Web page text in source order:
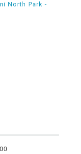
North Park -